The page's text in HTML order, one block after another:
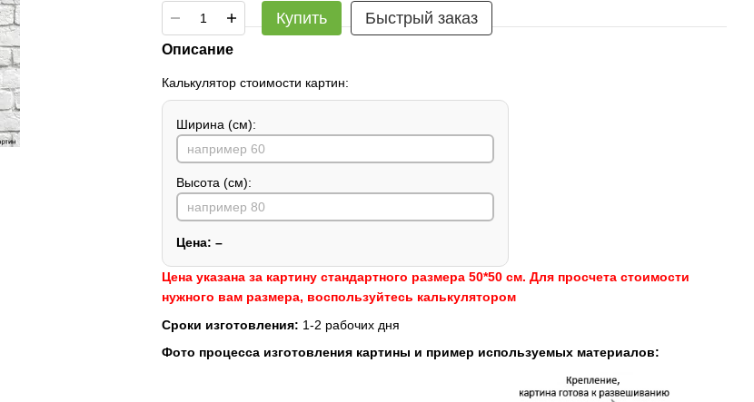
Купить Быстрый заказ
Описание
Калькулятор стоимости картин:
Ширина (см):
Высота (см):
Цена: –
Цена указана за картину стандартного размера 50*50 см. Для просчета стоимости
нужного вам размера, воспользуйтесь калькулятором
Сроки изготовления: 1-2 рабочих дня
Фото процесса изготовления картины и пример используемых материалов: